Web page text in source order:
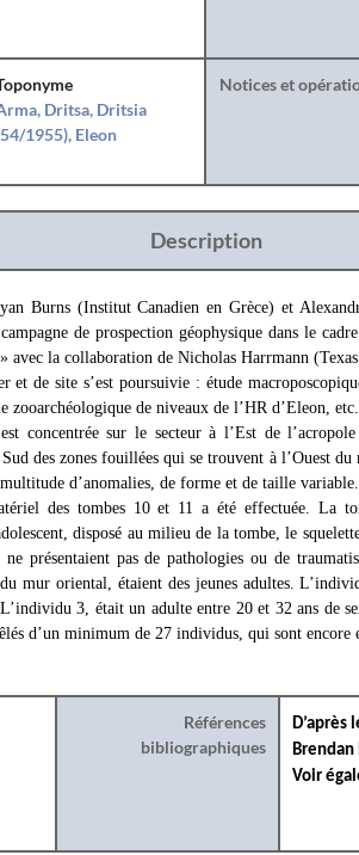
Dritsa, Dritsia
1955), Eleon
Notices et
Description
Burns (Institut Canadien en Grèce) et
de prospection géophysique dans le
avec la collaboration de Nicholas Harrmann
et de site s’est poursuivie : étude
zooarchéologique de niveaux de l’HR d’Eleon, etc.
concentrée sur le secteur à l’Est de
des zones fouillées qui se trouvent à l’Ouest
d’anomalies, de forme et de taille variable.
des tombes 10 et 11 a été effectuée. La
disposé au milieu de la tombe, le
présentaient pas de pathologies ou de
du mur oriental, étaient des jeunes adultes.
3, était un adulte entre 20 et 32 ans de
d’un minimum de 27 individus, qui sont encore
Références
bibliographiques
D’après
Brendan
Voir